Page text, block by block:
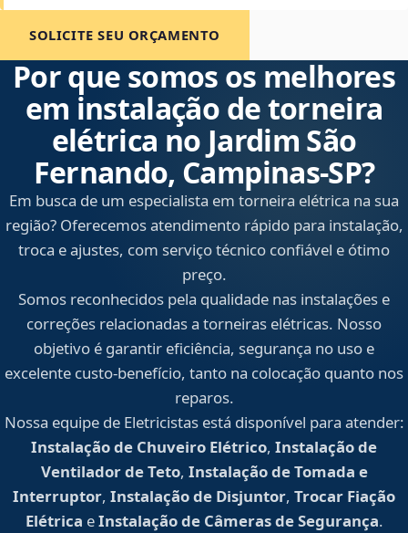
SOLICITE SEU ORÇAMENTO
Por que somos os melhores
em instalação de torneira
elétrica no Jardim São
Fernando, Campinas‑SP?
Em busca de um especialista em torneira elétrica na sua
região? Oferecemos atendimento rápido para instalação,
troca e ajustes, com serviço técnico confiável e ótimo
preço.
Somos reconhecidos pela qualidade nas instalações e
correções relacionadas a torneiras elétricas. Nosso
objetivo é garantir eficiência, segurança no uso e
excelente custo-benefício, tanto na colocação quanto nos
reparos.
Nossa equipe de Eletricistas está disponível para atender:
Instalação de Chuveiro Elétrico, Instalação de
Ventilador de Teto, Instalação de Tomada e
Interruptor, Instalação de Disjuntor, Trocar Fiação
Elétrica eInstalação de Câmeras de Segurança.